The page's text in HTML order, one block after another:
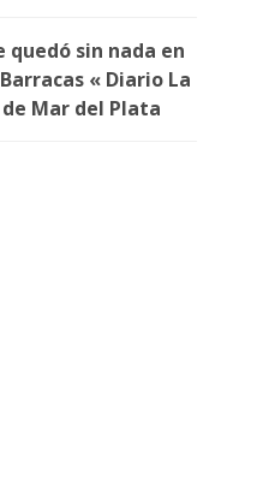
quedó sin nada en
« Diario La
Mar del Plata